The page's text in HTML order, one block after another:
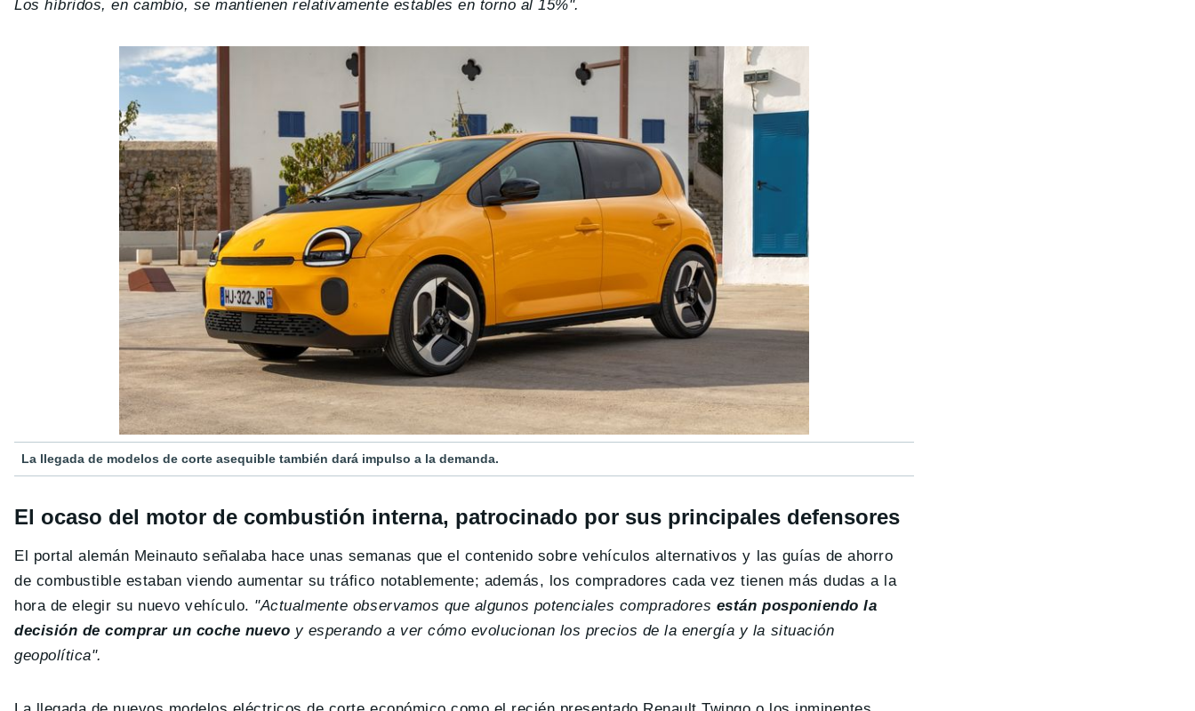
Los híbridos, en cambio, se mantienen relativamente estables en torno al 15%".
La llegada de modelos de corte asequible también dará impulso a la demanda.
El ocaso del motor de combustión interna, patrocinado por sus principales defensores
El portal alemán Meinauto señalaba hace unas semanas que el contenido sobre vehículos alternativos y las guías de ahorro
de combustible estaban viendo aumentar su tráfico notablemente; además, los compradores cada vez tienen más dudas a la
hora de elegir su nuevo vehículo. "Actualmente observamos que algunos potenciales compradores están posponiendo la
decisión de comprar un coche nuevo y esperando a ver cómo evolucionan los precios de la energía y la situación
geopolítica".